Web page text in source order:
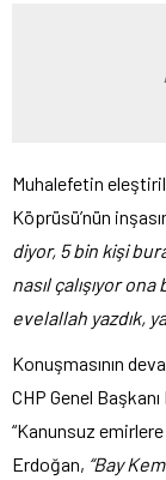
Muhalefetin
Köprüsü’nün
diyor, 5 bin kişi
nasıl çalışıyor
evelallah yazdık,
Konuşmasının
CHP Genel
“Kanunsuz emirlere
Erdoğan, “Bay